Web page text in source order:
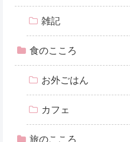
雑記
食のこころ
お外ごはん
カフェ
旅のこころ